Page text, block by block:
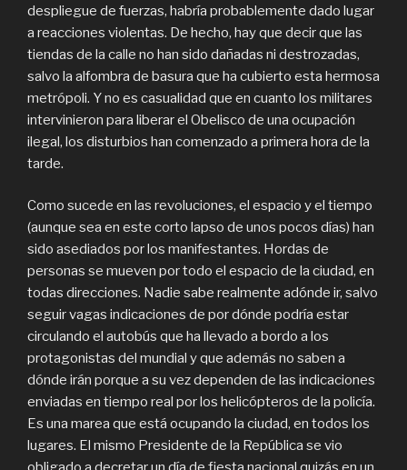
despliegue de fuerzas, habría probablemente dado lugar
a reacciones violentas. De hecho, hay que decir que las
tiendas de la calle no han sido dañadas ni destrozadas,
salvo la alfombra de basura que ha cubierto esta hermosa
metrópoli. Y no es casualidad que en cuanto los militares
intervinieron para liberar el Obelisco de una ocupación
ilegal, los disturbios han comenzado a primera hora de la
tarde.
Como sucede en las revoluciones, el espacio y el tiempo
(aunque sea en este corto lapso de unos pocos días) han
sido asediados por los manifestantes. Hordas de
personas se mueven por todo el espacio de la ciudad, en
todas direcciones. Nadie sabe realmente adónde ir, salvo
seguir vagas indicaciones de por dónde podría estar
circulando el autobús que ha llevado a bordo a los
protagonistas del mundial y que además no saben a
dónde irán porque a su vez dependen de las indicaciones
enviadas en tiempo real por los helicópteros de la policía.
Es una marea que está ocupando la ciudad, en todos los
lugares. El mismo Presidente de la República se vio